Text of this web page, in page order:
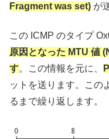
Fragment was set) が
この ICMP のタイプ
原因となった MTU 値
す。この情報を元に、
ットを送ります。この
るまで繰り返します。